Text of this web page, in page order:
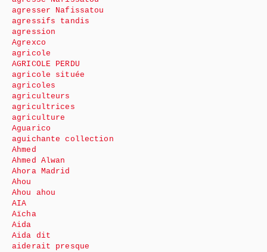
agresser Nafissatou
agressifs tandis
agression
Agrexco
agricole
AGRICOLE PERDU
agricole située
agricoles
agriculteurs
agricultrices
agriculture
Aguarico
aguichante collection
Ahmed
Ahmed Alwan
Ahora Madrid
Ahou
Ahou ahou
AIA
Aïcha
Aida
Aida dit
aiderait presque